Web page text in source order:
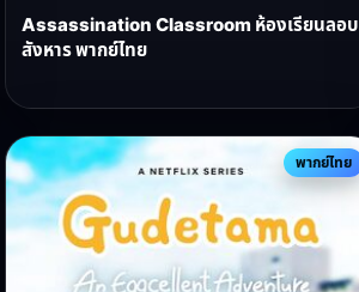
Assassination Classroom ห้องเรียนลอบ
สังหาร พากย์ไทย
พากย์ไทย